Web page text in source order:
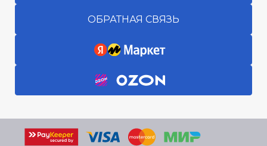
ОБРАТНАЯ СВЯЗЬ